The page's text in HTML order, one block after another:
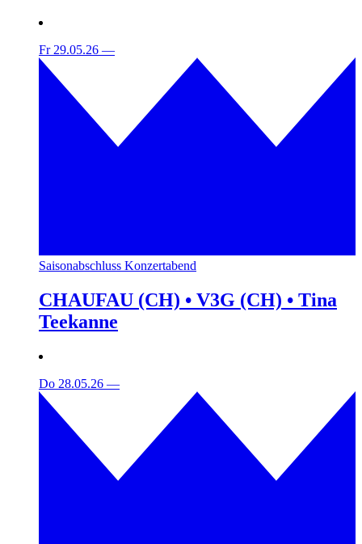
Fr 29.05.26 —
Saisonabschluss Konzertabend
CHAUFAU (CH) • V3G (CH) • Tina
Teekanne
Do 28.05.26 —